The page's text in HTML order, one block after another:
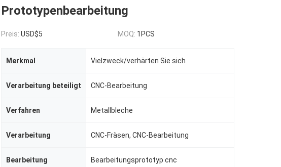
Prototypenbearbeitung
Preis: USD$5 MOQ: 1PCS
Merkmal Vielzweck/verhärten Sie sich
Verarbeitung beteiligt CNC-Bearbeitung
Verfahren Metallbleche
Verarbeitung CNC-Fräsen, CNC-Bearbeitung
Bearbeitung Bearbeitungsprototyp cnc